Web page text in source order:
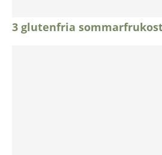
3 glutenfria